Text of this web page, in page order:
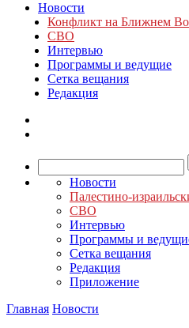
Новости
Конфликт на Ближнем
СВО
Интервью
Программы и ведущие
Сетка вещания
Редакция
Новости
Палестино-
СВО
Интервью
Программы и
Сетка вещания
Редакция
Приложение
Главная Новости